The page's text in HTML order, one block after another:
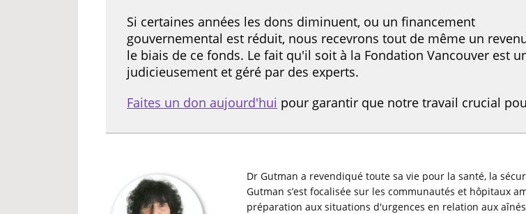
Si certaines années les dons diminuent, ou un financement
gouvernemental est réduit, nous recevrons tout de même un
le biais de ce fonds. Le fait qu'il soit à la Fondation Vancouver est
judicieusement et géré par des experts.
Faites un don aujourd'hui pour garantir que notre travail crucial
Dr Gutman a revendiqué toute sa vie pour la santé, la
Gutman s’est focalisée sur les communautés et hôpitaux
préparation aux situations d'urgences en relation aux